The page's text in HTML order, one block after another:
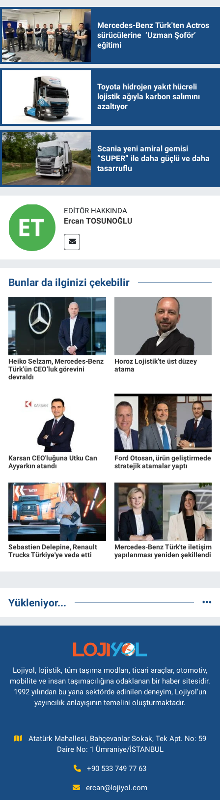
Mercedes-Benz Türk'ten Actros
sürücülerine ‘Uzman Şoför’
eğitimi
Toyota hidrojen yakıt hücreli
lojistik ağıyla karbon salımını
azaltıyor
Scania yeni amiral gemisi
“SUPER” ile daha güçlü ve daha
tasarruflu
EDITÖR HAKKINDA
Ercan TOSUNOĞLU
Bunlar da ilginizi çekebilir
Heiko Selzam, Mercedes-Benz
Türk’ün CEO’luk görevini
devraldı
Horoz Lojistik’te üst düzey
atama
Karsan CEO'luğuna Utku Can
Ayyarkın atandı
Ford Otosan, ürün geliştirmede
stratejik atamalar yaptı
Sebastien Delepine, Renault
Trucks Türkiye'ye veda etti
Mercedes-Benz Türk'te iletişim
yapılanması yeniden şekillendi
Yükleniyor...
Lojiyol, lojistik, tüm taşıma modları, ticari araçlar, otomotiv,
mobilite ve insan taşımacılığına odaklanan bir haber sitesidir.
1992 yılından bu yana sektörde edinilen deneyim, Lojiyol’un
yayıncılık anlayışının temelini oluşturmaktadır.
Atatürk Mahallesi, Bahçevanlar Sokak, Tek Apt. No: 59
Daire No: 1 Ümraniye/İSTANBUL
+90 533 749 77 63
ercan@lojiyol.com